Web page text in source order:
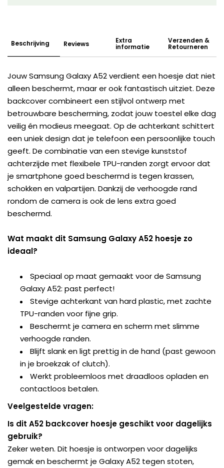
Beschrijving Reviews Extra
informatie
Verzenden &
Retourneren
Jouw Samsung Galaxy A52 verdient een hoesje dat niet
alleen beschermt, maar er ook fantastisch uitziet. Deze
backcover combineert een stijlvol ontwerp met
betrouwbare bescherming, zodat jouw toestel elke dag
veilig én modieus meegaat. Op de achterkant schittert
een uniek design dat je telefoon een persoonlijke touch
geeft. De combinatie van een stevige kunststof
achterzijde met flexibele TPU-randen zorgt ervoor dat
je smartphone goed beschermd is tegen krassen,
schokken en valpartijen. Dankzij de verhoogde rand
rondom de camera is ook de lens extra goed
beschermd.
Wat maakt dit Samsung Galaxy A52 hoesje zo
ideaal?
Speciaal op maat gemaakt voor de Samsung
Galaxy A52: past perfect!
Stevige achterkant van hard plastic, met zachte
TPU-randen voor fijne grip.
Beschermt je camera en scherm met slimme
verhoogde randen.
Blijft slank en ligt prettig in de hand (past gewoon
in je broekzak of clutch).
Werkt probleemloos met draadloos opladen en
contactloos betalen.
Veelgestelde vragen:
Is dit A52 backcover hoesje geschikt voor dagelijks
gebruik?
Zeker weten. Dit hoesje is ontworpen voor dagelijks
gemak en beschermt je Galaxy A52 tegen stoten,